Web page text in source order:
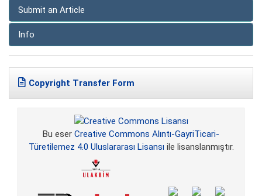
Submit an Article
Info
Copyright Transfer Form
Bu eser Creative Commons Alıntı-GayriTicari-
Türetilemez 4.0 Uluslararası Lisansı ile lisanslanmıştır.